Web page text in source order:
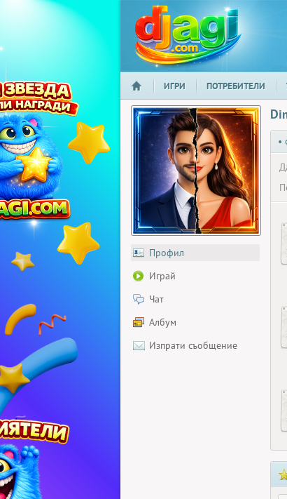
djagi.com
НАЧАЛО
ИГРИ ПОТРЕБИТЕЛИ
Профил
Играй
Чат
Албум
Изпрати съобщение
•